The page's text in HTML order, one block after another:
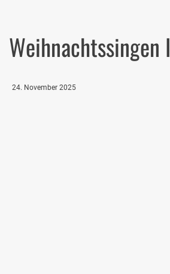
Weihnachtssingen I
24. November 2025